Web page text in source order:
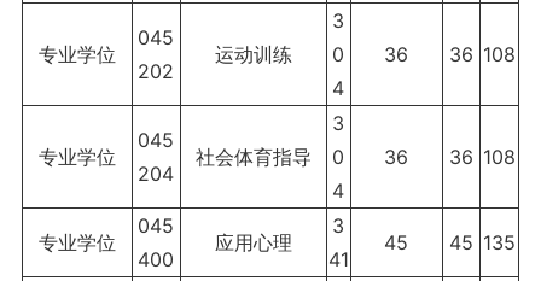
专业学位
045
202
运动训练
3
0
4
36 36 108
专业学位
045
204
社会体育指导
3
0
4
36 36 108
专业学位
045
400
应用心理
3
41
45 45 135